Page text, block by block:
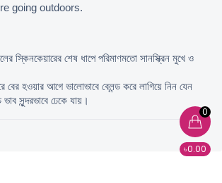
0
৳0.00
going outdoors.
স্কিনকেয়ারের শেষ ধাপে পরিমাণমতো সানস্ক্রিন মুখে ও
বের হওয়ার আগে ভালোভাবে ব্লেন্ড করে লাগিয়ে নিন যেন
সুন্দরভাবে ঢেকে যায়।